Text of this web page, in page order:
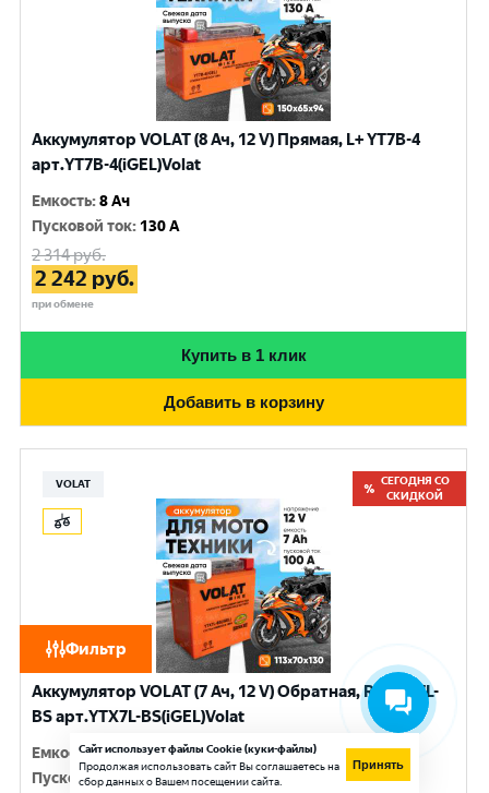
Фильтр
Аккумулятор VOLAT (8 Ач, 12 V) Прямая, L+ YT7B-4
арт.YT7B-4(iGEL)Volat
Емкость:8 Ач
Пусковой ток: 130 A
2 314руб.
2 242 руб.
при обмене
Купить в 1 клик
Добавить в корзину
VOLAT
СЕГОДНЯ СО
СКИДКОЙ
Аккумулятор VOLAT (7 Ач, 12 V) Обратная, R+ YTX7L-
BS арт.YTX7L-BS(iGEL)Volat
Емкость:7 Ач
Пусковой ток:100 A
Сайт использует файлы Cookie (куки-файлы)
Продолжая использовать сайт Вы соглашаетесь на
сбор данных о Вашем посещении сайта.
Принять